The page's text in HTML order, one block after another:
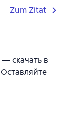
Zum Zitat
скачать в